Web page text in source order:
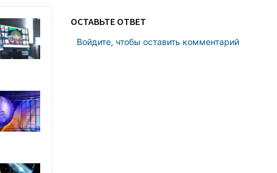
ОСТАВЬТЕ ОТВЕТ
Войдите, чтобы оставить комментарий